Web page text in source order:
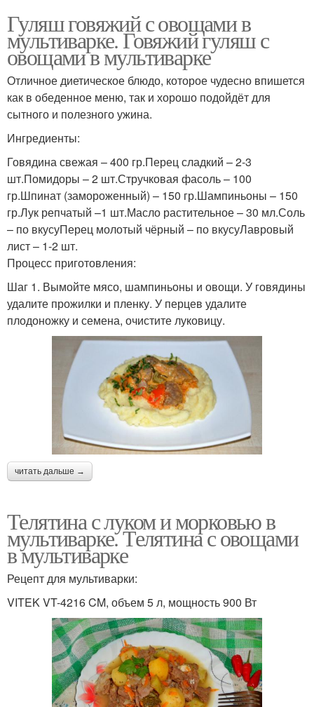
Гуляш говяжий с овощами в
мультиварке. Говяжий гуляш с
овощами в мультиварке
Отличное диетическое блюдо, которое чудесно впишется
как в обеденное меню, так и хорошо подойдёт для
сытного и полезного ужина.
Ингредиенты:
Говядина свежая – 400 гр.Перец сладкий – 2-3
шт.Помидоры – 2 шт.Стручковая фасоль – 100
гр.Шпинат (замороженный) – 150 гр.Шампиньоны – 150
гр.Лук репчатый –1 шт.Масло растительное – 30 мл.Соль
– по вкусуПерец молотый чёрный – по вкусуЛавровый
лист – 1-2 шт.
Процесс приготовления:
Шаг 1. Вымойте мясо, шампиньоны и овощи. У говядины
удалите прожилки и пленку. У перцев удалите
плодоножку и семена, очистите луковицу.
читать дальше →
Телятина с луком и морковью в
мультиварке. Телятина с овощами
в мультиварке
Рецепт для мультиварки:
VITEK VT-4216 CM, объем 5 л, мощность 900 Вт